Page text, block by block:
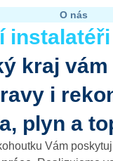
O nás
instalatéři
kraj
i
plyn a
Vám